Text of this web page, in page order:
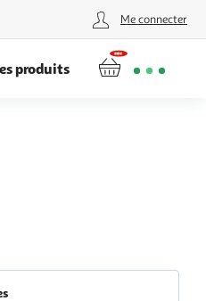
Me connecter
produits